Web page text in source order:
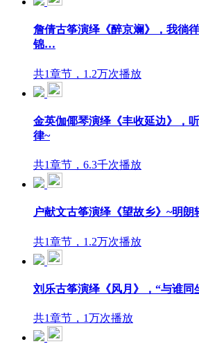
詹倩古筝演绎《醉京斓》，我徜
锦…
共1章节，1.2万次播放
金英伽倻琴演绎《丰收延边》，
律~
共1章节，6.3千次播放
户献文古筝演绎《望故乡》~明
共1章节，1.2万次播放
刘乐古筝演绎《风月》，“与谁同
共1章节，1万次播放